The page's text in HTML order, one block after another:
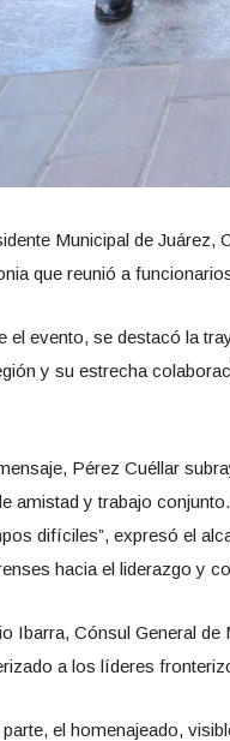
Municipal de Juárez,
que reunió a
el evento, se destacó la
y su estrecha
Pérez Cuéllar
amistad y trabajo
difíciles”, expresó el
hacia el liderazgo y
Ibarra, Cónsul General
a los líderes
el homenajeado,